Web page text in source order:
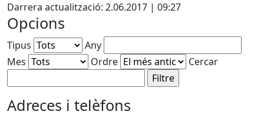
Darrera actualització: 2.06.2017 | 09:27
Opcions
Tipus
Any
Mes
Ordre Cercar
Adreces i telèfons